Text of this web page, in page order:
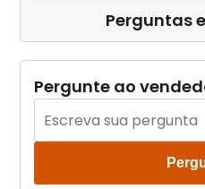
Perguntas
Pergunte ao